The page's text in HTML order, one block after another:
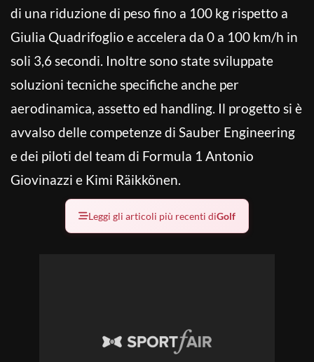
di una riduzione di peso fino a 100 kg rispetto a
Giulia Quadrifoglio e accelera da 0 a 100 km/h in
soli 3,6 secondi. Inoltre sono state sviluppate
soluzioni tecniche specifiche anche per
aerodinamica, assetto ed handling. Il progetto si è
avvalso delle competenze di Sauber Engineering
e dei piloti del team di Formula 1 Antonio
Giovinazzi e Kimi Räikkönen.
Leggi gli articoli più recenti diGolf